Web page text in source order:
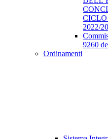
CICLO
2022/
9260
Ordinamenti